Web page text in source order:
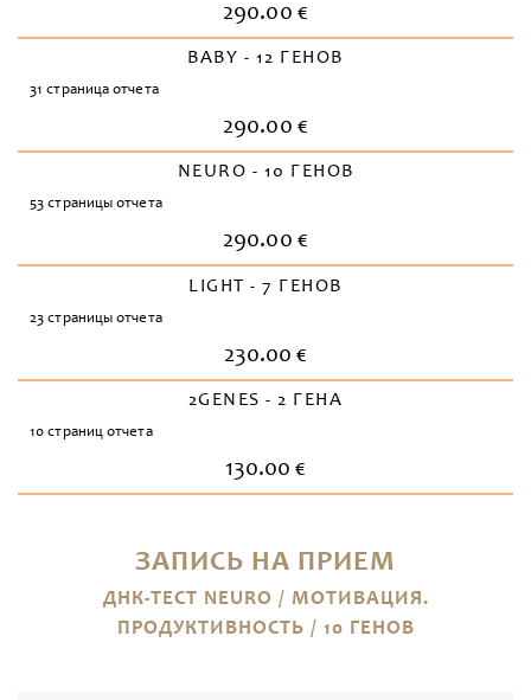
290.00 €
BABY - 12 ГЕНОВ
31 страница отчета
290.00 €
NEURO - 10 ГЕНОВ
53 страницы отчета
290.00 €
LIGHT - 7 ГЕНОВ
23 страницы отчета
230.00 €
2GENES - 2 ГЕНА
10 страниц отчета
130.00 €
ЗАПИСЬ НА ПРИЕМ
ДНК-ТЕСТ NEURO / МОТИВАЦИЯ.
ПРОДУКТИВНОСТЬ / 10 ГЕНОВ